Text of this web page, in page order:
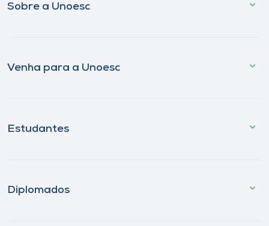
Sobre a Unoesc
Venha para a Unoesc
Estudantes
Diplomados